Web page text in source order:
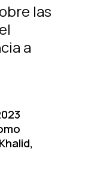
las
a